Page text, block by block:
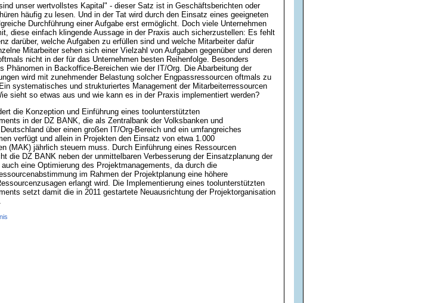
unser wertvollstes Kapital" - dieser Satz ist in Geschäftsberichten oder
häufig zu lesen. Und in der Tat wird durch den Einsatz eines geeigneten
Durchführung einer Aufgabe erst ermöglicht. Doch viele Unternehmen
diese einfach klingende Aussage in der Praxis auch sicherzustellen: Es fehlt
darüber, welche Aufgaben zu erfüllen sind und welche Mitarbeiter dafür
Mitarbeiter sehen sich einer Vielzahl von Aufgaben gegenüber und deren
nicht in der für das Unternehmen besten Reihenfolge. Besonders
Phänomen in Backoffice-Bereichen wie der IT/Org. Die Abarbeitung der
wird mit zunehmender Belastung solcher Engpassressourcen oftmals zu
systematisches und strukturiertes Management der Mitarbeiterressourcen
sieht so etwas aus und wie kann es in der Praxis implementiert werden?
die Konzeption und Einführung eines toolunterstützten
in der DZ BANK, die als Zentralbank der Volksbanken und
über einen großen IT/Org-Bereich und ein umfangreiches
verfügt und allein in Projekten den Einsatz von etwa 1.000
(MAK) jährlich steuern muss. Durch Einführung eines Ressourcen
die DZ BANK neben der unmittelbaren Verbesserung der Einsatzplanung der
eine Optimierung des Projektmanagements, da durch die
im Rahmen der Projektplanung eine höhere
erlangt wird. Die Implementierung eines toolunterstützten
setzt damit die in 2011 gestartete Neuausrichtung der Projektorganisation